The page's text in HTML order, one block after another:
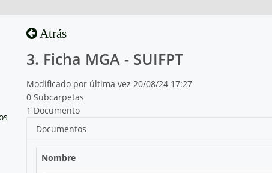
Atrás
3. Ficha MGA - SUIFPT
Modificado por última vez 20/08/24 17:27
0 Subcarpetas
1 Documento
Documentos
Nombre